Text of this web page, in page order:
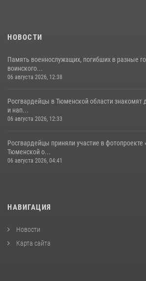
НОВОСТИ
Память военнослужащих, погибших в разные
воинского...
06 августа 2026, 12:38
Росгвардейцы в Тюменской области знакомят
и нап...
06 августа 2026, 12:33
Росгвардейцы приняли участие в фотопроекте
Тюменской о...
06 августа 2026, 04:41
НАВИГАЦИЯ
Новости
Карта сайта